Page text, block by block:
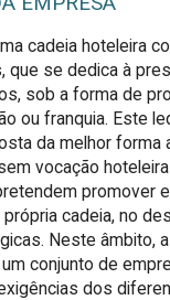
cadeia hoteleira
que se dedica à
sob a forma de
ou franquia. Este
da melhor forma
vocação
promover
cadeia, no
Neste âmbito,
conjunto de
dos